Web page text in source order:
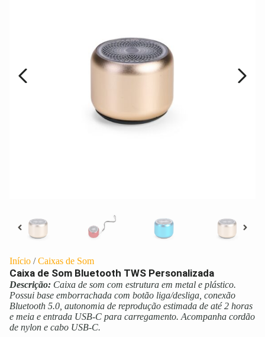
Início /Caixas de Som
Caixa de Som Bluetooth TWS Personalizada
Descrição: Caixa de som com estrutura em metal e plástico.
Possui base emborrachada com botão liga/desliga, conexão
Bluetooth 5.0, autonomia de reprodução estimada de até 2 horas
e meia e entrada USB-C para carregamento. Acompanha cordão
de nylon e cabo USB-C.